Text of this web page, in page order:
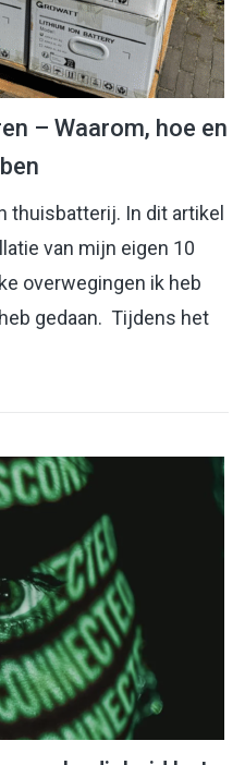
– Waarom, hoe en
thuisbatterij. In dit artikel
van mijn eigen 10
overwegingen ik heb
gedaan. Tijdens het